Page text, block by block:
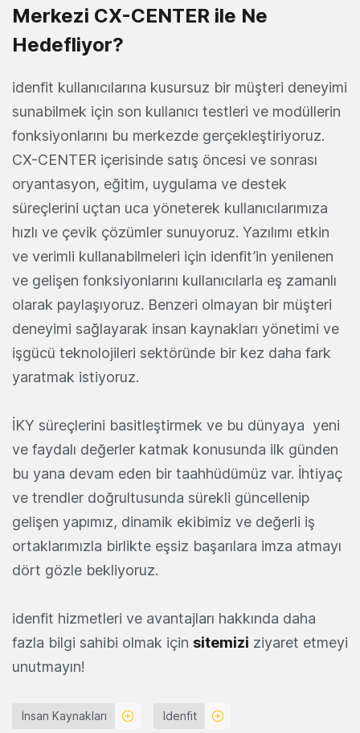
Merkezi CX-CENTER ile Ne
Hedefliyor?
idenfit kullanıcılarına kusursuz bir müşteri deneyimi
sunabilmek için son kullanıcı testleri ve modüllerin
fonksiyonlarını bu merkezde gerçekleştiriyoruz.
CX-CENTER içerisinde satış öncesi ve sonrası
oryantasyon, eğitim, uygulama ve destek
süreçlerini uçtan uca yöneterek kullanıcılarımıza
hızlı ve çevik çözümler sunuyoruz. Yazılımı etkin
ve verimli kullanabilmeleri için idenfit’in yenilenen
ve gelişen fonksiyonlarını kullanıcılarla eş zamanlı
olarak paylaşıyoruz. Benzeri olmayan bir müşteri
deneyimi sağlayarak insan kaynakları yönetimi ve
işgücü teknolojileri sektöründe bir kez daha fark
yaratmak istiyoruz.
İKY süreçlerini basitleştirmek ve bu dünyaya yeni
ve faydalı değerler katmak konusunda ilk günden
bu yana devam eden bir taahhüdümüz var. İhtiyaç
ve trendler doğrultusunda sürekli güncellenip
gelişen yapımız, dinamik ekibimiz ve değerli iş
ortaklarımızla birlikte eşsiz başarılara imza atmayı
dört gözle bekliyoruz.
idenfit hizmetleri ve avantajları hakkında daha
fazla bilgi sahibi olmak için sitemizi ziyaret etmeyi
unutmayın!
İnsan Kaynakları Idenfit